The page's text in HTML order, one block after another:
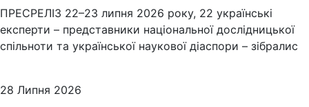
ПРЕСРЕЛІЗ 22–23 липня 2026 року, 22 українські
експерти – представники національної дослідницької
спільноти та української наукової діаспори – зібралис
28 Липня 2026